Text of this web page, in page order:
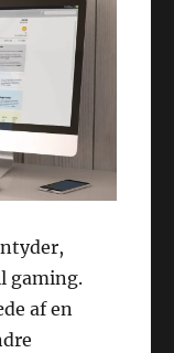
gaming.
af en